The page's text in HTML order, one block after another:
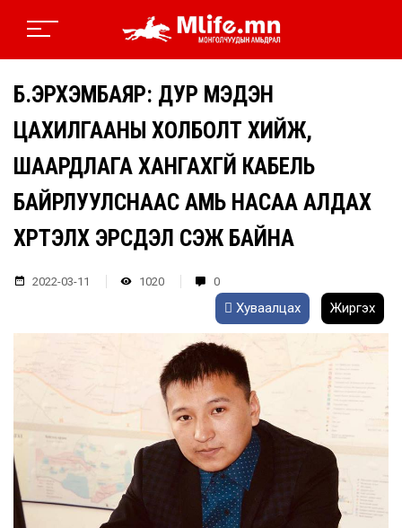
Б.ЭРХЭМБАЯР: ДУР МЭДЭН
ЦАХИЛГААНЫ ХОЛБОЛТ ХИЙЖ,
ШААРДЛАГА ХАНГАХГҮЙ КАБЕЛЬ
БАЙРЛУУЛСНААС АМЬ НАСАА АЛДАХ
ХҮРТЭЛХ ЭРСДЭЛ ҮҮСЭЖ БАЙНА
2022-03-11 1020 0
Хуваалцах Жиргэх